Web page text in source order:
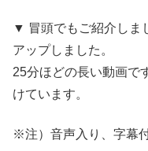
▼ 冒頭でもご紹介しま
アップしました。
25分ほどの長い動画で
けています。
※注）音声入り、字幕